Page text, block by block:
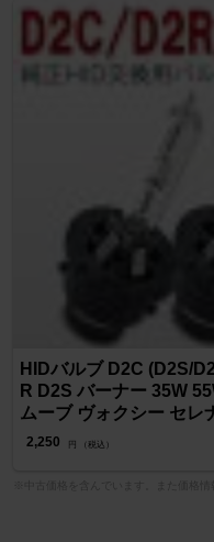
HIDバルブ D2C (D2S/
R D2S バーナー 35W
ムーブ ヴォクシー セレ
2,250 円 （税込）